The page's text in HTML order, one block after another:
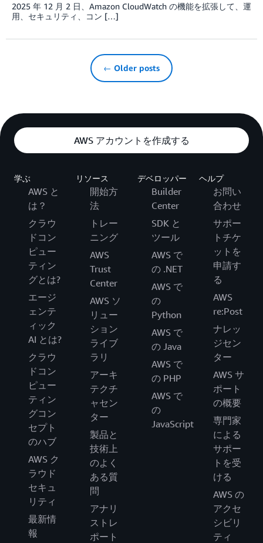
2025 年 12 月 2 日、Amazon CloudWatch の機能を拡張して、運
用、セキュリティ、コン […]
← Older posts
AWS アカウントを作成する
学ぶ
AWS と
は？
クラウ
ドコン
ピュー
ティン
グとは?
エージ
ェンテ
ィック
AI とは?
クラウ
ドコン
ピュー
ティン
グコン
セプト
のハブ
AWS ク
ラウド
セキュ
リティ
最新情
報
リソース
開始方
法
トレー
ニング
AWS
Trust
Center
AWS ソ
リュー
ション
ライブ
ラリ
アーキ
テクチ
ャセン
ター
製品と
技術上
のよく
ある質
問
アナリ
ストレ
ポート
デベロッパー
Builder
Center
SDK と
ツール
AWS で
の .NET
AWS で
の
Python
AWS で
の Java
AWS で
の PHP
AWS で
の
JavaScript
ヘルプ
お問い
合わせ
サポー
トチケ
ットを
申請す
る
AWS
re:Post
ナレッ
ジセン
ター
AWS サ
ポート
の概要
専門家
による
サポー
トを受
ける
AWS の
アクセ
シビリ
ティ